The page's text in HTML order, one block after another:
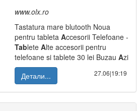
www.olx.ro
Tastatura mare blutooth Noua
pentru tableta Accesorii Telefoane -
Tablete Alte accesorii pentru
telefoane si tablete 30 lei Buzau Azi
Детали...
27.06|19:19